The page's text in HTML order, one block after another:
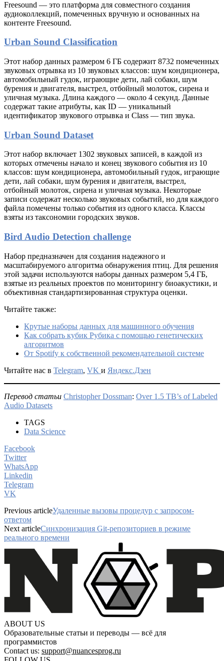
Freesound — это платформа для совместного создания
аудиоколлекций, помеченных вручную и основанных на
контенте Freesound.
Urban Sound Classification
Этот набор данных размером 6 ГБ содержит 8732 помеченных
звуковых отрывка из 10 звуковых классов: шум кондиционера,
автомобильный гудок, играющие дети, лай собаки, шум
бурения и двигателя, выстрел, отбойный молоток, сирена и
уличная музыка. Длина каждого — около 4 секунд. Данные
содержат такие атрибуты, как ID — уникальный
идентификатор звукового отрывка и Class — тип звука.
Urban Sound Dataset
Этот набор включает 1302 звуковых записей, в каждой из
которых отмечены начало и конец звукового события из 10
классов: шум кондиционера, автомобильный гудок, играющие
дети, лай собаки, шум бурения и двигателя, выстрел,
отбойный молоток, сирена и уличная музыка. Некоторые
записи содержат несколько звуковых событий, но для каждого
файла помечены только события из одного класса. Классы
взяты из таксономии городских звуков.
Bird Audio Detection challenge
Набор предназначен для создания надежного и
масштабируемого алгоритма обнаружения птиц. Для решения
этой задачи используются наборы данных размером 5,4 ГБ,
взятые из реальных проектов по мониторингу биоакустики, и
объективная стандартизированная структура оценки.
Читайте также:
Крутые наборы данных для машинного обучения
Как собрать кубик Рубика с помощью генетических
алгоритмов
От Spotify к собственной рекомендательной системе
Читайте нас в Telegram, VK и Яндекс.Дзен
Перевод статьи Christopher Dossman: Over 1.5 TB’s of Labeled
Audio Datasets
TAGS
Data Science
Facebook
Twitter
WhatsApp
Linkedin
Telegram
VK
Previous articleУдаленные вызовы процедур с запросом-
ответом
Next articleСинхронизация Git-репозиториев в режиме
реального времени
ABOUT US
Образовательные статьи и переводы — всё для
программистов
Contact us: support@nuancesprog.ru